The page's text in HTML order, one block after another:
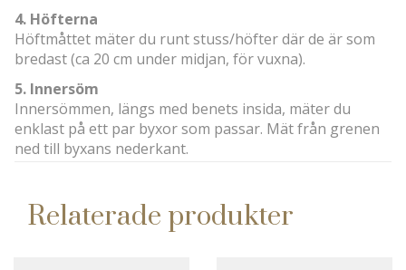
4. Höfterna
Höftmåttet mäter du runt stuss/höfter där de är som
bredast (ca 20 cm under midjan, för vuxna).
5. Innersöm
Innersömmen, längs med benets insida, mäter du
enklast på ett par byxor som passar. Mät från grenen
ned till byxans nederkant.
Relaterade produkter